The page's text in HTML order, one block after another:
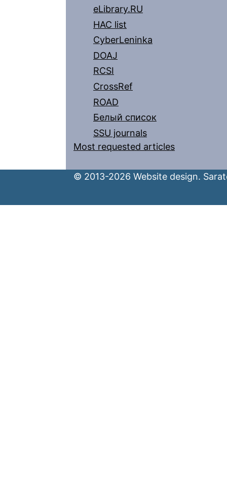
eLibrary.RU
HAC list
CyberLeninka
DOAJ
RCSI
CrossRef
ROAD
Белый список
SSU journals
Most requested articles
© 2013-2026 Website design.